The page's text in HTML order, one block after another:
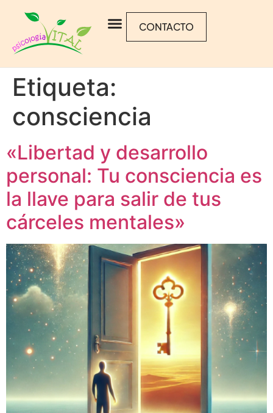
CONTACTO
Etiqueta:
consciencia
«Libertad y desarrollo
personal: Tu consciencia es
la llave para salir de tus
cárceles mentales»